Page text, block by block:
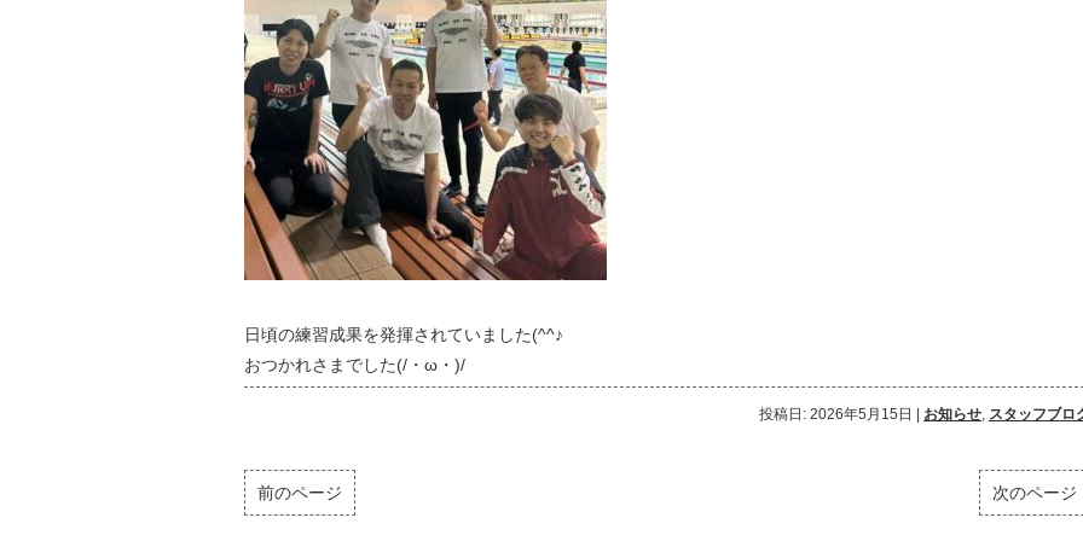
日頃の練習成果を発揮されていました(^^♪
おつかれさまでした(/・ω・)/
投稿日: 2026年5月15日 お知らせ, スタッフブロ
前のページ 次のページ